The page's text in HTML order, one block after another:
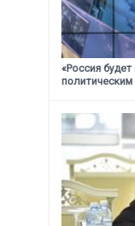
«Россия
политическим